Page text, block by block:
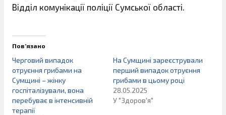
Відділ комунікації поліції Сумської області.
Пов’язано
Черговий випадок
отруєння грибами на
Сумщині – жінку
госпіталізували, вона
перебуває в інтенсивній
терапії
На Сумщині зареєстрували
перший випадок отруєння
грибами в цьому році
28.05.2025
У "Здоров'я"